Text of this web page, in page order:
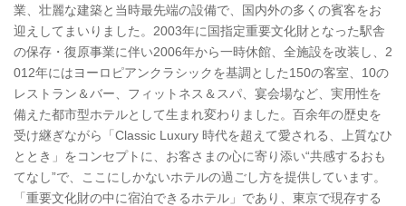
業、壮麗な建築と当時最先端の設備で、国内外の多くの賓客をお
迎えしてまいりました。2003年に国指定重要文化財となった駅舎
の保存・復原事業に伴い2006年から一時休館、全施設を改装し、2
012年にはヨーロピアンクラシックを基調とした150の客室、10の
レストラン＆バー、フィットネス＆スパ、宴会場など、実用性を
備えた都市型ホテルとして生まれ変わりました。百余年の歴史を
受け継ぎながら「Classic Luxury 時代を超えて愛される、上質なひ
ととき」をコンセプトに、お客さまの心に寄り添い“共感するおも
てなし”で、ここにしかないホテルの過ごし方を提供しています。
「重要文化財の中に宿泊できるホテル」であり、東京で現存する